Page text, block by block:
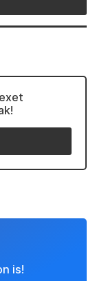
nem
többség
árával!
tartunk
erdélyi
rád is